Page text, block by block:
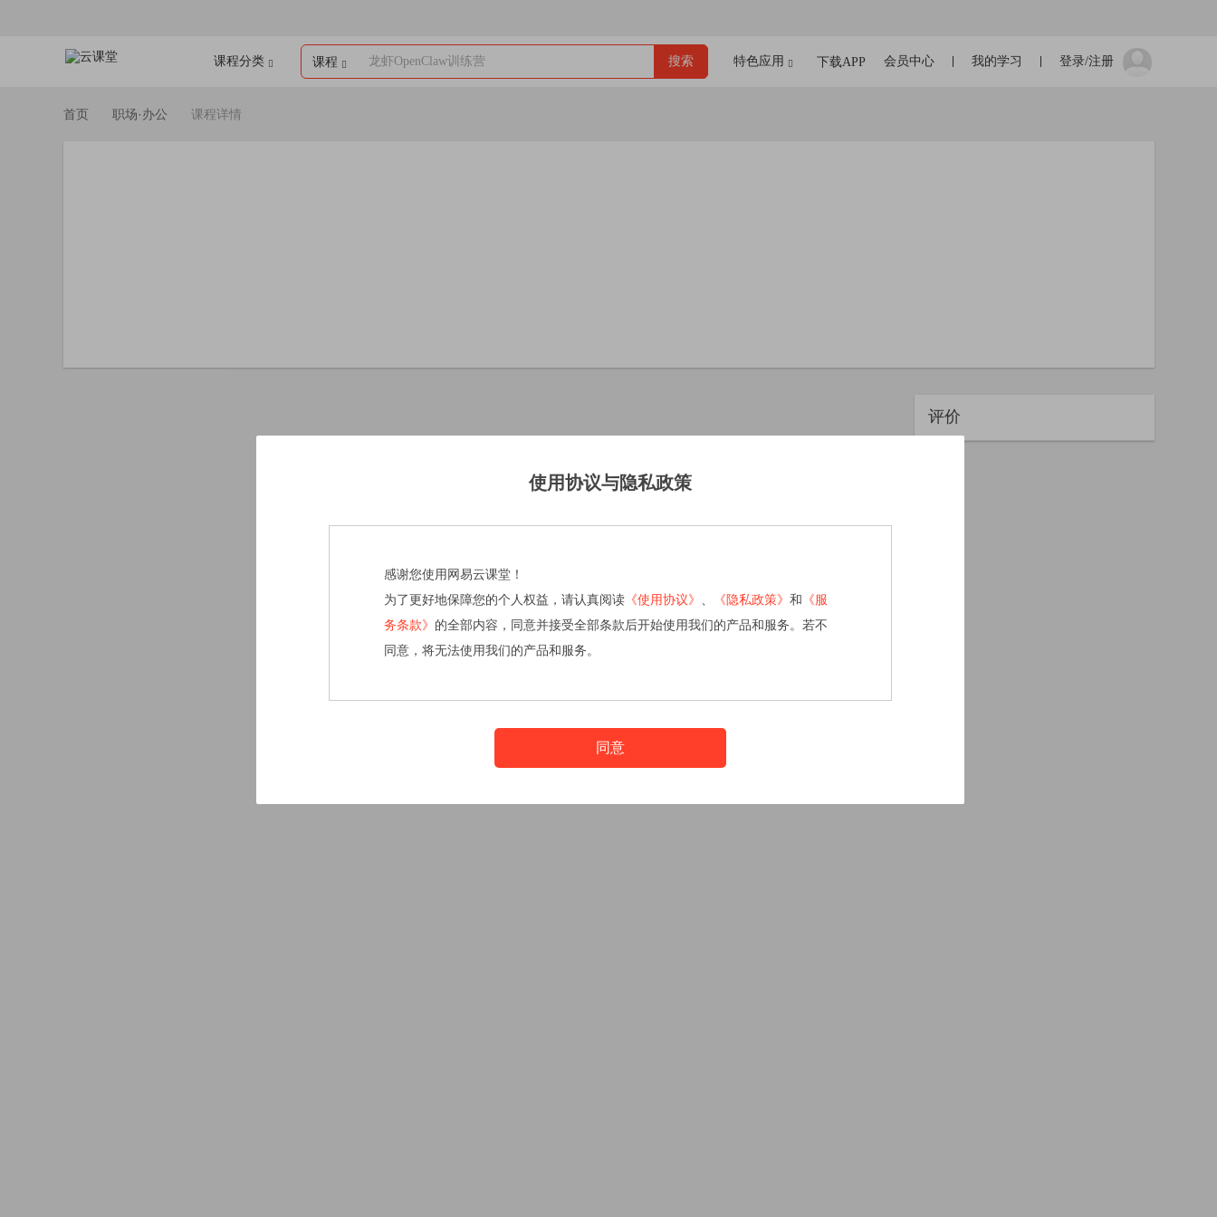
课程分类 课程 龙虾OpenClaw训练营 搜索 特色应用 下载APP 登录/注册
我的学习
会员中心
首页 职场·办公 课程详情
评价
使用协议与隐私政策
感谢您使用网易云课堂！
为了更好地保障您的个人权益，请认真阅读 《使用协议》 《隐私政策》 和 《服
务条款》 的全部内容，同意并接受全部条款后开始使用我们的产品和服务。若不
同意，将无法使用我们的产品和服务。
同意